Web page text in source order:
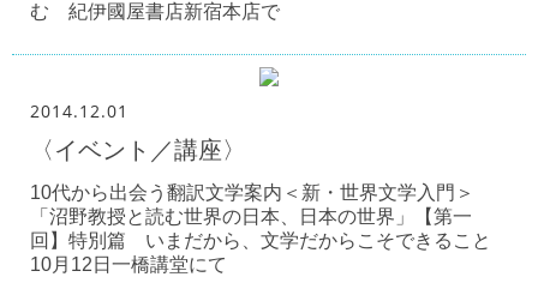
む 紀伊國屋書店新宿本店で
2014.12.01
〈イベント／講座〉
10代から出会う翻訳文学案内＜新・世界文学入門＞
「沼野教授と読む世界の日本、日本の世界」【第一
回】特別篇 いまだから、文学だからこそできること
10月12日一橋講堂にて